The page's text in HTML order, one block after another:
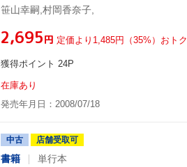
笹山幸嗣,村岡香奈子,
¥2,695円 定価より1,485円（35%）おトク
獲得ポイント 24P
在庫あり
発売年月日：2008/07/18
中古 店舗受取可
書籍 単行本